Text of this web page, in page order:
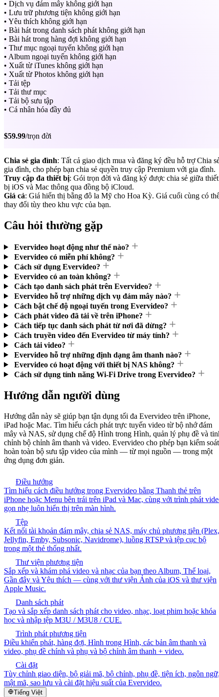
• Dịch vụ đám mây không giới hạn
• Lưu trữ phương tiện không giới hạn
• Yêu thích không giới hạn
• Bài hát trong danh sách phát không giới hạn
• Bài hát trong hàng đợi không giới hạn
• Thư mục ngoại tuyến không giới hạn
• Album ngoại tuyến không giới hạn
• Xuất từ iTunes không giới hạn
• Xuất từ Photos không giới hạn
• Tải tệp
• Tải thư mục
• Tải bộ sưu tập
• Cá nhân hóa đầy đủ
$59.99/trọn đời
Chia sẻ gia đình: Tất cả giao dịch mua và đăng ký đều hỗ trợ Chia
gia đình, cho phép bạn chia sẻ quyền truy cập Premium với gia đình.
Truy cập đa thiết bị: Gói trọn đời và đăng ký được chia sẻ giữa thiết
bị iOS và Mac thông qua đồng bộ iCloud.
Giá cả: Giá hiển thị bằng đô la Mỹ cho Hoa Kỳ. Giá cuối cùng có
thay đổi tùy theo khu vực của bạn.
Câu hỏi thường gặp
Evervideo hoạt động như thế nào?
Evervideo có miễn phí không?
Cách sử dụng Evervideo?
Evervideo có an toàn không?
Cách tạo danh sách phát trên Evervideo?
Evervideo hỗ trợ những dịch vụ đám mây nào?
Cách bật chế độ ngoại tuyến trong Evervideo?
Cách phát video đã tải về trên iPhone?
Cách tiếp tục danh sách phát từ nơi đã dừng?
Cách truyền video đến Evervideo từ máy tính?
Cách tải video?
Evervideo hỗ trợ những định dạng âm thanh nào?
Evervideo có hoạt động với thiết bị NAS không?
Cách sử dụng tính năng Wi-Fi Drive trong Evervideo?
Hướng dẫn người dùng
Hướng dẫn này sẽ giúp bạn tận dụng tối đa Evervideo trên iPhone,
iPad hoặc Mac. Tìm hiểu cách phát trực tuyến video từ bộ nhớ đám
mây và NAS, sử dụng chế độ Hình trong Hình, quản lý phụ đề và
chỉnh bộ chỉnh âm thanh và video. Evervideo cho phép bạn kiểm soát
hoàn toàn bộ sưu tập video của mình — từ mọi nguồn — trong một
ứng dụng đơn giản.
Điều hướng
Tìm hiểu cách điều hướng trong Evervideo bằng Thanh thẻ trên
iPhone hoặc Menu bên trái trên iPad và Mac, cùng với trình phát
gọn nhẹ luôn hiển thị trên màn hình.
Tệp
Kết nối tài khoản đám mây, chia sẻ NAS, máy chủ phương tiện (Plex,
Jellyfin, Emby, Subsonic, Navidrome), luồng RTSP và tệp cục bộ
trong một thẻ thống nhất.
Thư viện phương tiện
Sắp xếp và khám phá video và nhạc của bạn theo Album, Thể loại,
Gần đây và Yêu thích — cùng với thư viện Ảnh của iOS và thư viện
Apple Music.
Danh sách phát
Tạo và sắp xếp danh sách phát cho video, nhạc, loạt phim hoặc khóa
học và nhập tệp M3U / M3U8 / CUE.
Trình phát phương tiện
Điều khiển phát, hàng đợi, Hình trong Hình, các bản âm thanh và
video, phụ đề chính và phụ và bộ chỉnh âm thanh + video.
Cài đặt
Tùy chỉnh giao diện, bộ giải mã, bộ chỉnh, phụ đề, tiện ích, ngôn
mật mã, sao lưu và cài đặt hiệu suất của Evervideo.
Tiếng Việt